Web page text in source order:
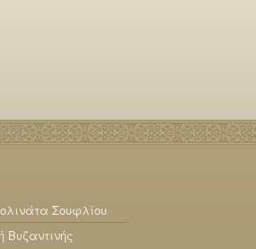
Σουφλίου
Βυζαντινής